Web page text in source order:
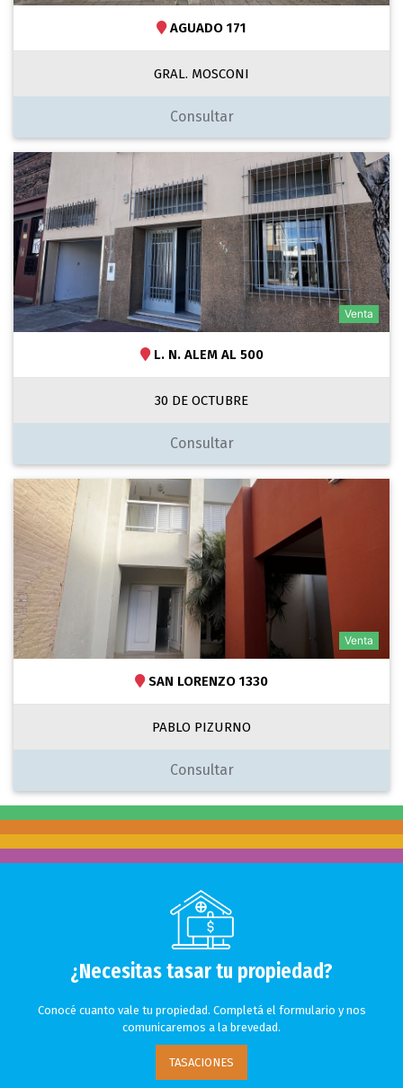
AGUADO 171
GRAL. MOSCONI
Consultar
Venta
L. N. ALEM AL 500
30 DE OCTUBRE
Consultar
Venta
SAN LORENZO 1330
PABLO PIZURNO
Consultar
¿Necesitas tasar tu propiedad?
Conocé cuanto vale tu propiedad. Completá el formulario y nos
comunicaremos a la brevedad.
TASACIONES